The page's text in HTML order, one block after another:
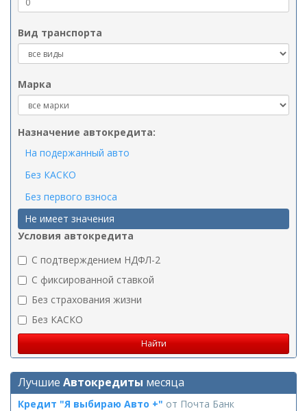
Вид транспорта
Марка
Назначение автокредита:
На подержанный авто
Без КАСКО
Без первого взноса
Не имеет значения
Условия автокредита
C подтверждением НДФЛ-2
C фиксированной ставкой
Без страхования жизни
Без КАСКО
Лучшие Автокредиты месяца
Кредит "Я выбираю Авто +" от Почта Банк